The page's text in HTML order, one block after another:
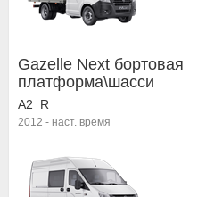
Gazelle Next бортовая
платформа\шасси
A2_R
2012 - наст. время